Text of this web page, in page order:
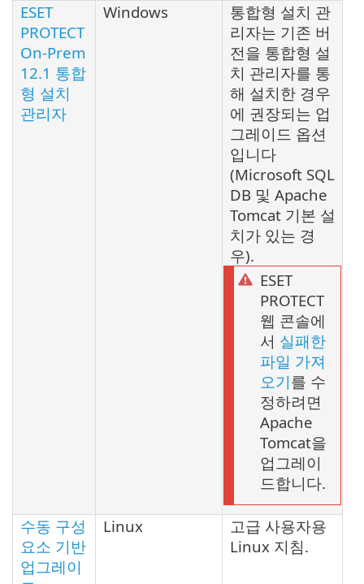
ESET
PROTECT
On-Prem
12.1 통합
형 설치
관리자
Windows
통합형 설치 관
리자는 기존 버
전을 통합형 설
치 관리자를 통
해 설치한 경우
에 권장되는 업
그레이드 옵션
입니다
(Microsoft SQL
DB 및 Apache
Tomcat 기본 설
치가 있는 경
우).
ESET
PROTECT
웹 콘솔에
서 실패한
파일 가져
오기를 수
정하려면
Apache
Tomcat을
업그레이
드합니다.
수동 구성
요소 기반
업그레이
Linux
고급 사용자용
Linux 지침.